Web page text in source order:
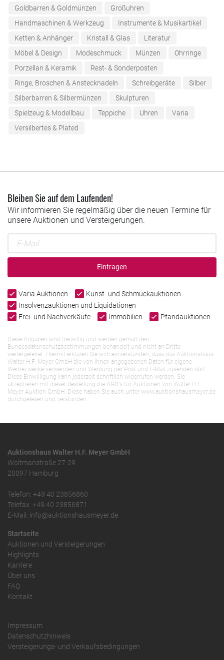
Goldbarren & Goldmünzen
Großuhren
Handmaschinen & Werkzeug
Instrumente & Musikartikel
Ketten & Anhänger
Kristall & Glas
Literatur
Möbel & Design
Modeschmuck Münzen
Ohrringe
Porzellan & Keramik
Rest- & Sonderposten
Ringe, Broschen & Anstecknadeln
Schreibgeräte
Silber
Silberbarren & Silbermünzen
Skulpturen
Spielzeug & Modellbau
Teppiche Uhren
Varia
Versilbertes & Plated
Bleiben Sie auf dem Laufenden!
Wir informieren Sie regelmäßig über die neuen Termine für
unsere Auktionen und Versteigerungen.
Eintragen
Varia Auktionen
Kunst- und Schmuckauktionen
Insolvenzauktionen und Liquidationen
Frei- und Nachverkäufe
Immobilien Pfandauktionen
Diese Angaben sind freiwillig und werden gemäß den
Bundesdatenschutzbestimmungen behandelt und nicht an Dritte
weitergeleitet. Hiermit erklären Sie sich einverstanden, dass das Auktionshaus
Walter H.F. Meyer GmbH die von Ihnen angegebenen Daten für eigene
Werbezwecke verwenden und Werbung per Post und E-Mail zusenden darf.
Diese Einwilligung kann jederzeit schriftlich widerrufen werden. Sie
akzeptieren mit dieser Bestellung die AGB`s für Auktionen von Walter H.F.
Meyer Auktion GmbH. Diese haben Sie auch unter www.auktionshausmeyer.de
durchgelesen und verstanden.
Auktionshaus Walter H.F. Meyer GmbH
Woltmanstraße 27-29
20097 Hamburg
Telefon: +49 40 23856860
Telefax: +49 40 23856871
E-Mail: info@auktionshausmeyer.de
Startseite
Auktionen und Versteigerungen
Highlights
Karriere
Über uns
FAQ
Kontakt
Impressum
Datenschutzhinweis
Versteigerungs- und Verkaufsbedingungen